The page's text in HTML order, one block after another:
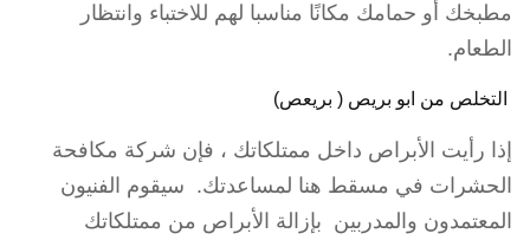
مطبخك أو حمامك مكانًا مناسبا لهم للاختباء وانتظار
الطعام.
التخلص من ابو بريص ( بريعص)
إذا رأيت الأبراص داخل ممتلكاتك ، فإن شركة مكافحة
الحشرات في مسقط هنا لمساعدتك. سيقوم الفنيون
المعتمدون والمدربين بإزالة الأبراص من ممتلكاتك